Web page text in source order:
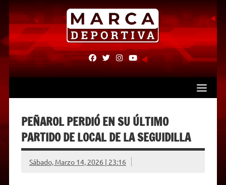
Skip
content
fab
fa-
fab
fa-
fab fab
PEÑAROL PERDIÓ EN SU ÚLTIMO
PARTIDO DE LOCAL DE LA SEGUIDILLA
Sábado, Marzo 14, 2026 | 23:16